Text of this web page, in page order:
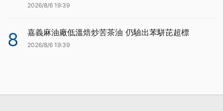
2026/8/6 19:39
8 嘉義麻油廠低溫焙炒苦茶油 仍驗出苯駢芘超標
2026/8/6 19:39